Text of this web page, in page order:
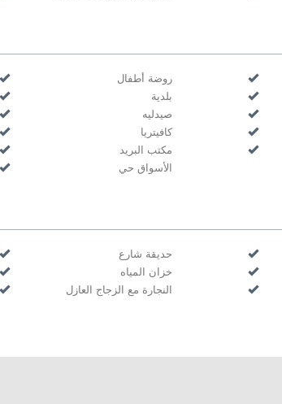
روضة أطفال
بلدية
صيدليه
كافيتريا
مكتب البريد
الأسواق حي
حديقة شارع
خزان المياه
النجارة مع الزجاج العازل